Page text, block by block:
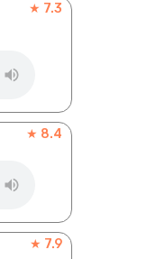
★ 7.3
★ 8.4
★ 7.9